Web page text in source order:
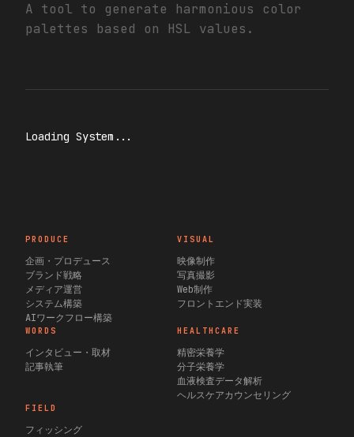
A tool to generate harmonious color
palettes based on HSL values.
Loading System...
PRODUCE
企画・プロデュース
ブランド戦略
メディア運営
システム構築
AIワークフロー構築
VISUAL
映像制作
写真撮影
Web制作
フロントエンド実装
WORDS
インタビュー・取材
記事執筆
HEALTHCARE
精密栄養学
分子栄養学
血液検査データ解析
ヘルスケアカウンセリング
FIELD
フィッシング